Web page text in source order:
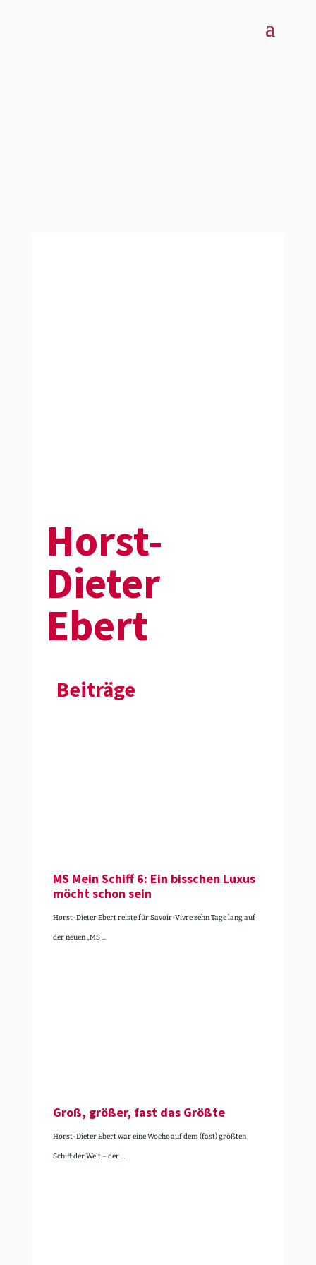
Horst-
Dieter
Ebert
Beiträge
MS Mein Schiff 6: Ein bisschen Luxus
möcht schon sein
Horst-Dieter Ebert reiste für Savoir-Vivre zehn Tage lang auf
der neuen „MS ...
Groß, größer, fast das Größte
Horst-Dieter Ebert war eine Woche auf dem (fast) größten
Schiff der Welt – der ...